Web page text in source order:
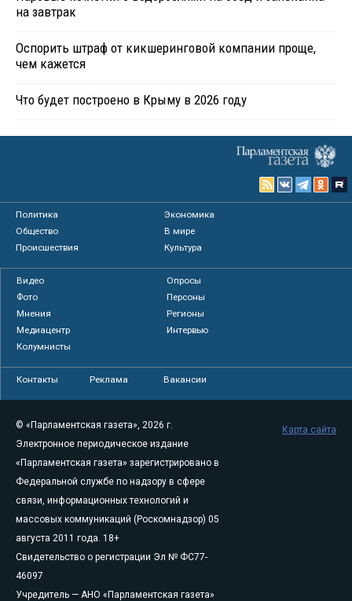
на завтрак
Оспорить штраф от кикшеринговой компании проще,
чем кажется
Что будет построено в Крыму в 2026 году
Политика
Экономика
Общество
В мире
Происшествия
Культура
Видео
Опросы
Фото
Персоны
Мнения
Регионы
Медиацентр
Интервью
Колумнисты
Контакты Реклама Вакансии
© «Парламентская газета», 2026 г.
Электронное периодическое издание
«Парламентская газета» зарегистрировано в
Федеральной службе по надзору в сфере
связи, информационных технологий и
массовых коммуникаций (Роскомнадзор) 05
августа 2011 года. 18+
Свидетельство о регистрации Эл № ФС77-
46097
Учредитель — АНО «Парламентская газета»
Карта сайта